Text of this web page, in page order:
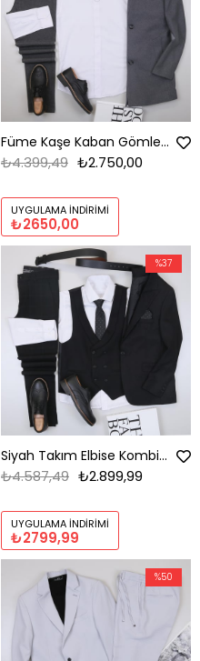
Füme Kaşe Kaban Gömlek Pantolon Ayakkabı Kombin
₺2.750,00
₺4.399,49
UYGULAMA İNDIRIMI
₺2650,00
Siyah Takım Elbise Kombini Erkek | Slim Fit Şık Komple Set
₺2.899,99
₺4.587,49
UYGULAMA İNDIRIMI
₺2799,99
%37
%50